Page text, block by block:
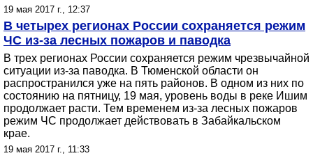
19 мая 2017 г., 12:37
В четырех регионах России сохраняется режим
ЧС из-за лесных пожаров и паводка
В трех регионах России сохраняется режим чрезвычайной
ситуации из-за паводка. В Тюменской области он
распространился уже на пять районов. В одном из них по
состоянию на пятницу, 19 мая, уровень воды в реке Ишим
продолжает расти. Тем временем из-за лесных пожаров
режим ЧС продолжает действовать в Забайкальском
крае.
19 мая 2017 г., 11:33